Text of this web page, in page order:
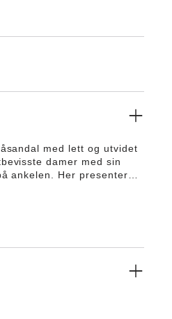
med lett og utvidet
damer med sin
ankelen. Her presenterer
Exquisit-
består av høykvalitets